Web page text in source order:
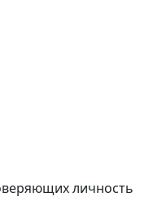
личность